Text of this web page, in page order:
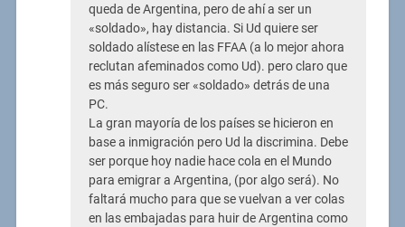
queda de Argentina, pero de ahí a ser un
«soldado», hay distancia. Si Ud quiere ser
soldado alístese en las FFAA (a lo mejor ahora
reclutan afeminados como Ud). pero claro que
es más seguro ser «soldado» detrás de una
PC.
La gran mayoría de los países se hicieron en
base a inmigración pero Ud la discrimina. Debe
ser porque hoy nadie hace cola en el Mundo
para emigrar a Argentina, (por algo será). No
faltará mucho para que se vuelvan a ver colas
en las embajadas para huir de Argentina como